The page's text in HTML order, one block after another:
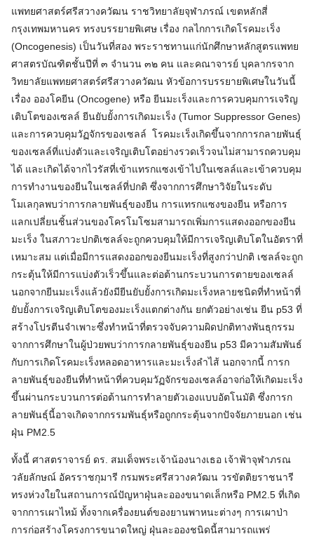
แพทยศาสตร์ศรีสวางควัฒน ราชวิทยาลัยจุฬาภรณ์ เขตหลักสี่
กรุงเทพมหานคร ทรงบรรยายพิเศษ เรื่อง กลไกการเกิดโรคมะเร็ง
(Oncogenesis) เป็นวันที่สอง พระราชทานแก่นักศึกษาหลักสูตรแพทย
ศาสตรบัณฑิตชั้นปีที่ ๓ จำนวน ๓๒ คน และคณาจารย์ บุคลากรจาก
วิทยาลัยแพทยศาสตร์ศรีสวางควัฒน หัวข้อการบรรยายพิเศษในวันนี้
เรื่อง อองโคยีน (Oncogene) หรือ ยีนมะเร็งและการควบคุมการเจริญ
เติบโตของเซลล์ ยีนยับยั้งการเกิดมะเร็ง (Tumor Suppressor Genes)
และการควบคุมวัฏจักรของเซลล์ โรคมะเร็งเกิดขึ้นจากการกลายพันธุ์
ของเซลล์ที่แบ่งตัวและเจริญเติบโตอย่างรวดเร็วจนไม่สามารถควบคุม
ได้ และเกิดได้จากไวรัสที่เข้าแทรกแซงเข้าไปในเซลล์และเข้าควบคุม
การทำงานของยีนในเซลล์ที่ปกติ ซึ่งจากการศึกษาวิจัยในระดับ
โมเลกุลพบว่าการกลายพันธุ์ของยีน การแทรกแซงของยีน หรือการ
แลกเปลี่ยนชิ้นส่วนของโครโมโซมสามารถเพิ่มการแสดงออกของยีน
มะเร็ง ในสภาวะปกติเซลล์จะถูกควบคุมให้มีการเจริญเติบโตในอัตราที่
เหมาะสม แต่เมื่อมีการแสดงออกของยีนมะเร็งที่สูงกว่าปกติ เซลล์จะถูก
กระตุ้นให้มีการแบ่งตัวเร็วขึ้นและต่อต้านกระบวนการตายของเซลล์
นอกจากยีนมะเร็งแล้วยังมียีนยับยั้งการเกิดมะเร็งหลายชนิดที่ทำหน้าที่
ยับยั้งการเจริญเติบโตของมะเร็งแตกต่างกัน ยกตัวอย่างเช่น ยีน p53 ที่
สร้างโปรตีนจำเพาะซึ่งทำหน้าที่ตรวจจับความผิดปกติทางพันธุกรรม
จากการศึกษาในผู้ป่วยพบว่าการกลายพันธุ์ของยีน p53 มีความสัมพันธ์
กับการเกิดโรคมะเร็งหลอดอาหารและมะเร็งลำไส้ นอกจากนี้ การก
ลายพันธุ์ของยีนที่ทำหน้าที่ควบคุมวัฏจักรของเซลล์อาจก่อให้เกิดมะเร็ง
ขึ้นผ่านกระบวนการต่อต้านการทำลายตัวเองแบบอัตโนมัติ ซึ่งการก
ลายพันธุ์นี้อาจเกิดจากกรรมพันธุ์หรือถูกกระตุ้นจากปัจจัยภายนอก เช่น
ฝุ่น PM2.5
ทั้งนี้ ศาสตราจารย์ ดร. สมเด็จพระเจ้าน้องนางเธอ เจ้าฟ้าจุฬาภรณ
วลัยลักษณ์ อัครราชกุมารี กรมพระศรีสวางควัฒน วรขัตติยราชนารี
ทรงห่วงใยในสถานการณ์ปัญหาฝุ่นละอองขนาดเล็กหรือ PM2.5 ที่เกิด
จากการเผาไหม้ ทั้งจากเครื่องยนต์ของยานพาหนะต่างๆ การเผาป่า
การก่อสร้างโครงการขนาดใหญ่ ฝุ่นละอองชนิดนี้สามารถแพร่